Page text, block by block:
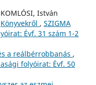
István
Könyvekről , SZIGMA
Évf. 31 szám 1-2
a reálbérrobbanás ,
folyóirat: Évf. 50